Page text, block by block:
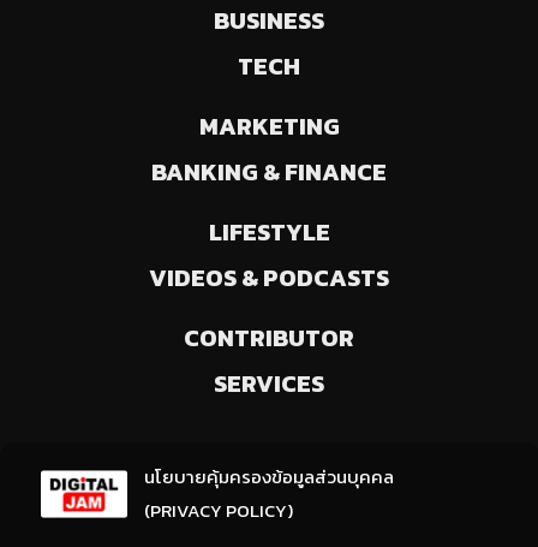
นโยบายคุ้มครองข้อมูลส่วนบุคคล
(PRIVACY POLICY)
BUSINESS
TECH
MARKETING
BANKING & FINANCE
LIFESTYLE
VIDEOS & PODCASTS
CONTRIBUTOR
SERVICES
ลงทะเบียนรับข่าวสารจากเรา
(ให้มีการเลือกความสนใจ / ชอบข่าวด้านใด)